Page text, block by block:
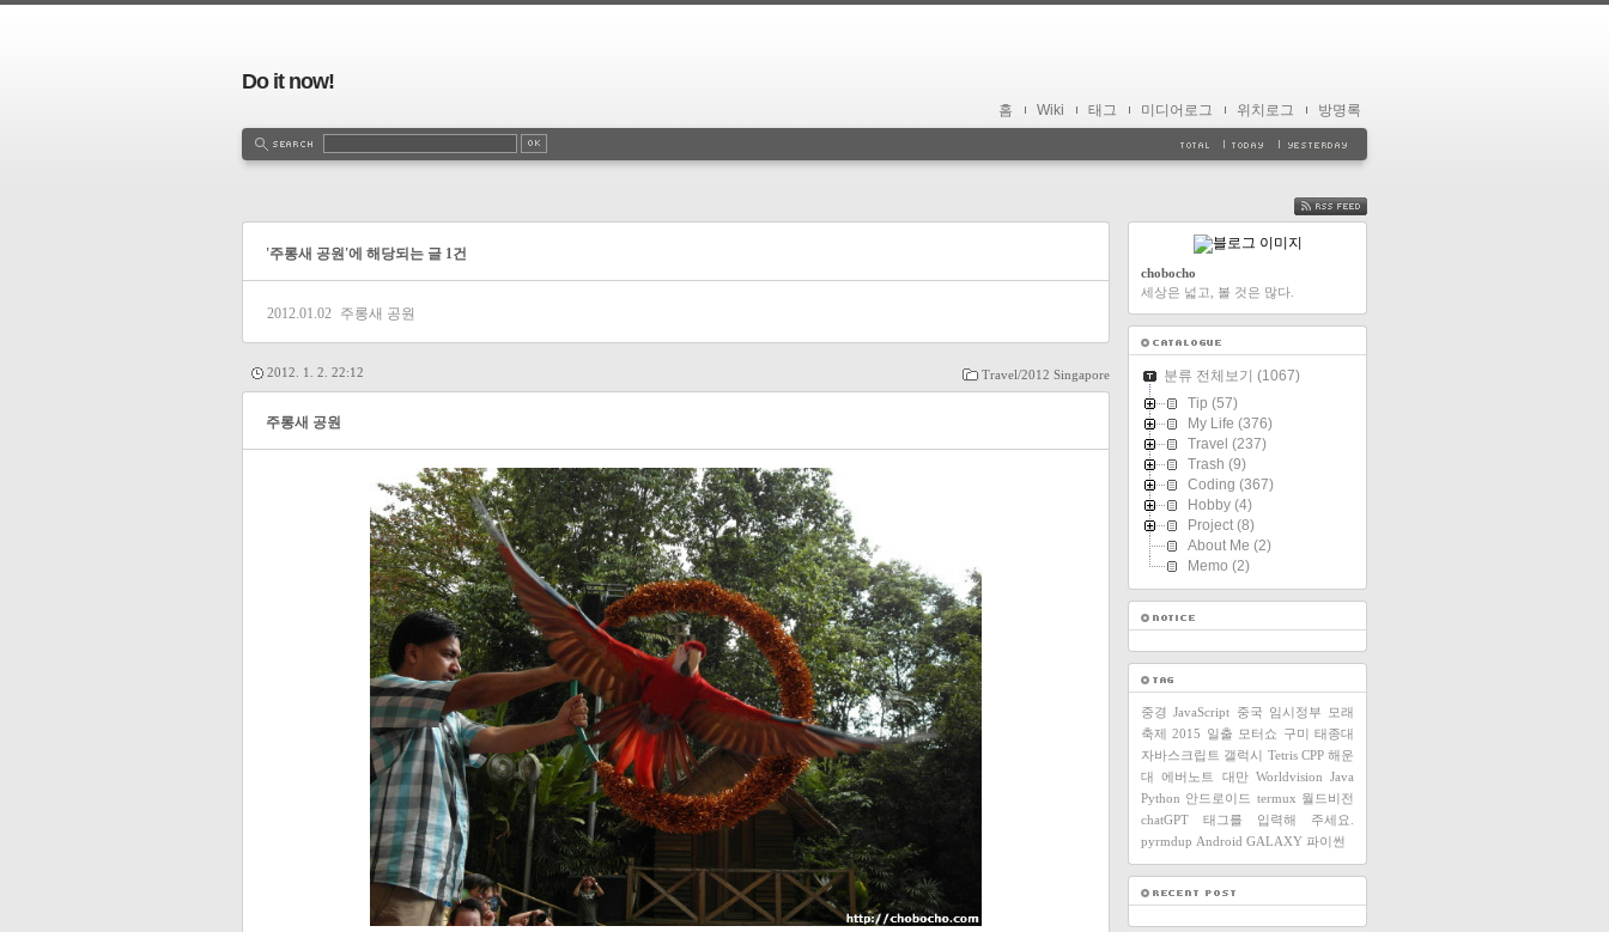
Do it now!
홈 Wiki 태그 미디어로그 위치로그 방명록
'주롱새 공원'에 해당되는 글 1건
2012.01.02 주롱새 공원
Travel/2012 Singapore
2012. 1. 2. 22:12
주롱새 공원
FEED
chobocho
세상은 넓고, 볼 것은 많다.
분류 전체보기 (1067)
Tip (57)
My Life (376)
Travel (237)
Trash (9)
Coding (367)
Hobby (4)
Project (8)
About Me (2)
Memo (2)
중경 JavaScript 중국 임시정부
모래
축제 2015 일출 모터쇼 구미 태종대
자바스크립트 갤럭시 Tetris CPP 해운
대
에버노트 대만 Worldvision Java
Python 안드로이드 termux 월드비전
chatGPT
태그를 입력해 주세요.
pyrmdup Android GALAXY 파이썬